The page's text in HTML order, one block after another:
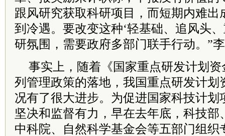
跟风研究获取科研项目，而短期内难出
到冷遇。要改变这种‘轻基础、追风头
研氛围，需要政府多部门联手行动。”
事实上，随着《国家重点研发计划
列管理政策的落地，我国重点研发计划
况有了很大进步。为促进国家科技计划
坚决和监督有力，早在去年底，科技部
中科院、自然科学基金会等五部门组织